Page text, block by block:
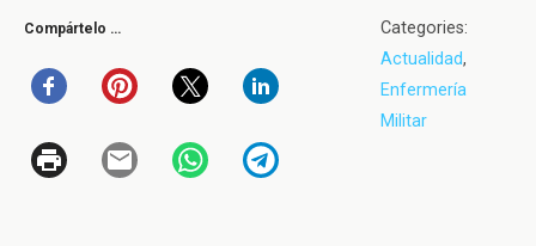
Compártelo …
Categories:
Actualidad,
Enfermería
Militar